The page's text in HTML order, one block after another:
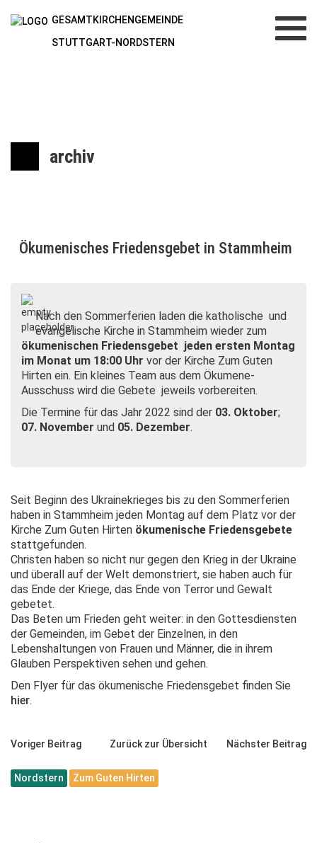
GESAMTKIRCHENGEMEINDE
STUTTGART-NORDSTERN
archiv
Ökumenisches Friedensgebet in Stammheim
Nach den Sommerferien laden die katholische und
evangelische Kirche in Stammheim wieder zum
ökumenischen Friedensgebet jeden ersten Montag
im Monat um 18:00 Uhr vor der Kirche Zum Guten
Hirten ein. Ein kleines Team aus dem Ökumene-
Ausschuss wird die Gebete jeweils vorbereiten.
Die Termine für das Jahr 2022 sind der 03. Oktober;
07. November und 05. Dezember.
Seit Beginn des Ukrainekrieges bis zu den Sommerferien
haben in Stammheim jeden Montag auf dem Platz vor der
Kirche Zum Guten Hirten ökumenische Friedensgebete
stattgefunden.
Christen haben so nicht nur gegen den Krieg in der Ukraine
und überall auf der Welt demonstriert, sie haben auch für
das Ende der Kriege, das Ende von Terror und Gewalt
gebetet.
Das Beten um Frieden geht weiter: in den Gottesdiensten
der Gemeinden, im Gebet der Einzelnen, in den
Lebenshaltungen von Frauen und Männer, die in ihrem
Glauben Perspektiven sehen und gehen.
Den Flyer für das ökumenische Friedensgebet finden Sie
hier.
Voriger Beitrag Zurück zur Übersicht Nächster Beitrag
Nordstern Zum Guten Hirten